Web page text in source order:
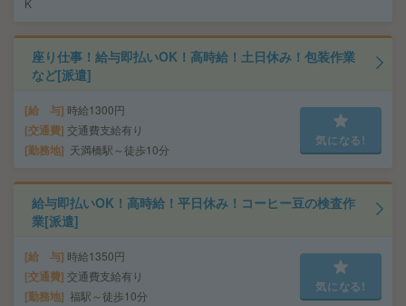
K
座り仕事！給与即払いOK！高時給！土日休み！包装作業
など[派遣]
給 与 時給1300円
交通費 交通費支給有り
勤務地 天満橋駅～徒歩10分
気になる!
給与即払いOK！高時給！平日休み！コーヒー豆の検査作
業[派遣]
給 与 時給1350円
交通費 交通費支給有り
勤務地 福駅～徒歩10分
気になる!